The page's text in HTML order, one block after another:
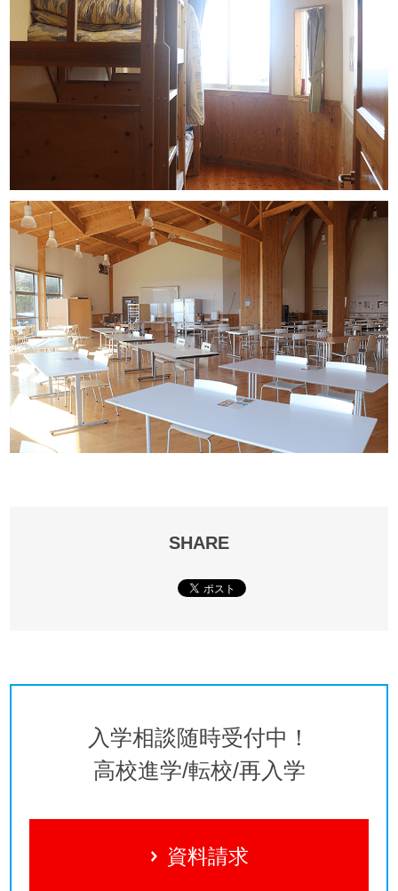
SHARE
入学相談随時受付中！
高校進学/転校/再入学
資料請求